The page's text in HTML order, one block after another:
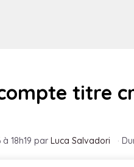
titre
18h19 par Luca Salvadori ·